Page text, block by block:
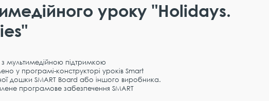
уроку "Holidays.
мультимедійною підтримкою
у програмі-конструкторі уроків Smart
дошки SMART Board або іншого виробника.
програмове забезпечення SMART